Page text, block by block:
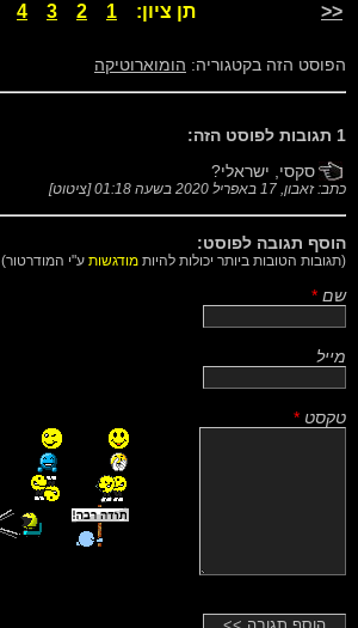
<< תן ציון: 1
2
3
4
הפוסט הזה בקטגוריה: הומוארוטיקה
1 תגובות לפוסט הזה:
סקסי, ישראלי?
כתב: זאבון, 17 באפריל 2020 בשעה 01:18 [ציטוט]
הוסף תגובה לפוסט:
(תגובות הטובות ביותר יכולות להיות מודגשות ע"י המודרטור)
שם *
מייל
טקסט *